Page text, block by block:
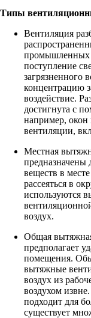
Типы
Вентиляция
промышленных
поступление
загрязненного
концентрацию
воздействие.
достигнута с
например, окон
вентиляции,
Местная
предназначены
веществ в
рассеяться в
используются
воздух.
Общая
предполагает
помещения.
вытяжные
воздух из
воздухом
подходит для
существует